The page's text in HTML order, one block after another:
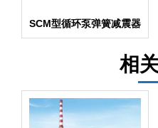
SCM型循环泵弹簧减震器
相